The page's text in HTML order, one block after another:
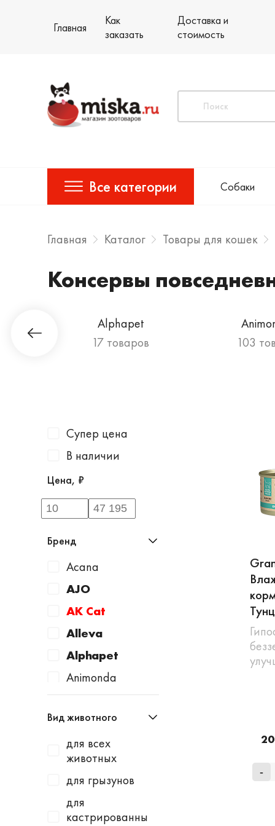
Главная
Как
заказать
Доставка и
стоимость
Все категории Собаки
Главная Каталог Товары для кошек
Консервы
Alphapet
17 товаров
103
Супер цена
В наличии
Цена, ₽
Бренд
Acana
AJO
AK Cat
Alleva
Alphapet
Animonda
Apicenna
Avantie
AWARD
Baurenhof
Bayer
Beaphar
Вид животного
для всех
животных
для грызунов
для
кастрированны
-